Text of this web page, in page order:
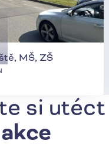
MŠ, ZŠ
novinek
si utéct